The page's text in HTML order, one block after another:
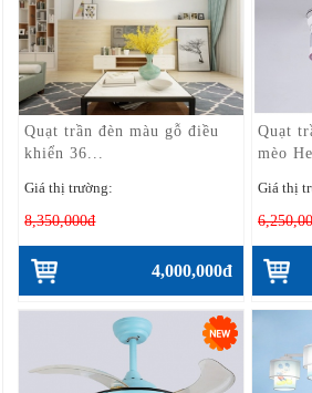
Quạt trần đèn màu gỗ điều
khiển 36...
Giá thị trường:
8,350,000đ
4,000,000đ
Quạt
mèo
Giá thị